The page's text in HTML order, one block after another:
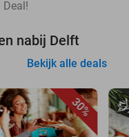
nabij Delft
Bekijk alle deals
30%